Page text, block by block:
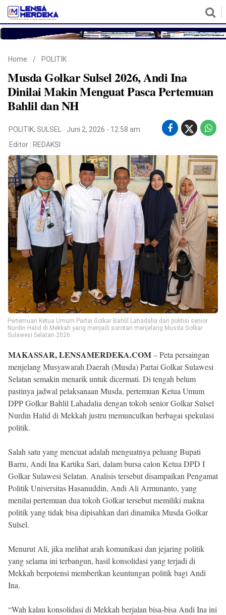
©
Copyright
2026
Lensa
Merdeka
Home / POLITIK
Musda Golkar Sulsel 2026, Andi Ina
Dinilai Makin Menguat Pasca Pertemuan
Bahlil dan NH
POLITIK, SULSEL
Juni 2, 2026 - 12:58 am
Editor : REDAKSI
Pertemuan Ketua Umum Partai Golkar Bahlil Lahadalia dan politisi senior
Nurdin Halid di Mekkah yang menjadi sorotan menjelang Musda Golkar
Sulawesi Selatan 2026.
MAKASSAR, LENSAMERDEKA.COM– Peta persaingan
menjelang Musyawarah Daerah (Musda) Partai Golkar Sulawesi
Selatan semakin menarik untuk dicermati. Di tengah belum
pastinya jadwal pelaksanaan Musda, pertemuan Ketua Umum
DPP Golkar Bahlil Lahadalia dengan tokoh senior Golkar Sulsel
Nurdin Halid di Mekkah justru memunculkan berbagai spekulasi
politik.
Salah satu yang mencuat adalah menguatnya peluang Bupati
Barru, Andi Ina Kartika Sari, dalam bursa calon Ketua DPD I
Golkar Sulawesi Selatan. Analisis tersebut disampaikan Pengamat
Politik Universitas Hasanuddin, Andi Ali Armunanto, yang
menilai pertemuan dua tokoh Golkar tersebut memiliki makna
politik yang tidak bisa dipisahkan dari dinamika Musda Golkar
Sulsel.
Menurut Ali, jika melihat arah komunikasi dan jejaring politik
yang selama ini terbangun, hasil konsolidasi yang terjadi di
Mekkah berpotensi memberikan keuntungan politik bagi Andi
Ina.
“Wah kalau konsolidasi di Mekkah berjalan bisa-bisa Andi Ina ini